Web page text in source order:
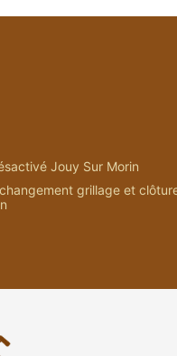
Jouy Sur Morin
grillage et